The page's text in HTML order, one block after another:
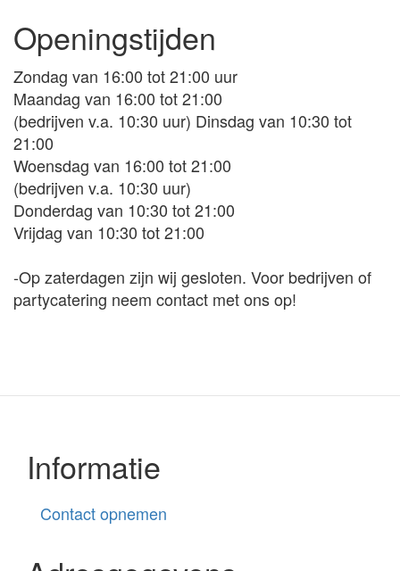
Openingstijden
Zondag van 16:00 tot 21:00 uur
Maandag van 16:00 tot 21:00
(bedrijven v.a. 10:30 uur) Dinsdag van 10:30 tot
21:00
Woensdag van 16:00 tot 21:00
(bedrijven v.a. 10:30 uur)
Donderdag van 10:30 tot 21:00
Vrijdag van 10:30 tot 21:00
-Op zaterdagen zijn wij gesloten. Voor bedrijven of
partycatering neem contact met ons op!
Informatie
Contact opnemen